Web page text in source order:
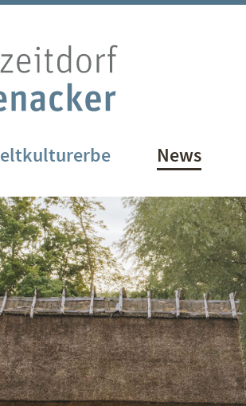
News